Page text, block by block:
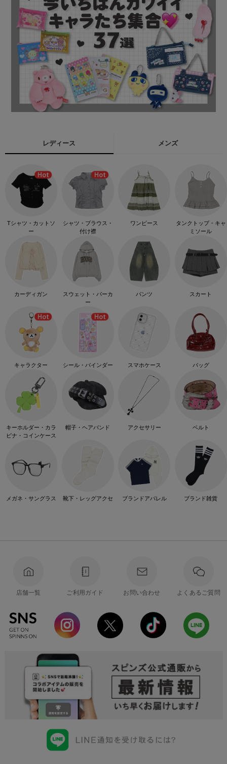
レディース メンズ
Tシャツ・カットソ
ー
シャツ・ブラウス・
付け襟
ワンピース
タンクトップ・キャ
ミソール
カーディガン
スウェット・パーカ
ー
パンツ スカート
キャラクター シール・バインダー スマホケース バッグ
キーホルダー・カラ
ビナ・コインケース
帽子・ヘアバンド アクセサリー ベルト
メガネ・サングラス 靴下・レッグアクセ ブランドアパレル ブランド雑貨
店舗一覧 ご利用ガイド お問い合わせ よくあるご質問